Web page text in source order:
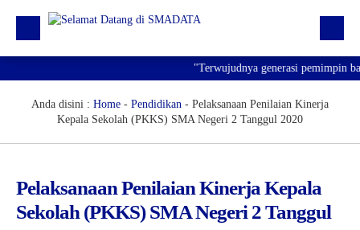
Profil
Informasi
Saluran Resmi WA
"Terwujudnya generasi pemimpin
Anda disini : Home - Pendidikan - Pelaksanaan Penilaian Kinerja
Kepala Sekolah (PKKS) SMA Negeri 2 Tanggul 2020
Pelaksanaan Penilaian Kinerja Kepala
Sekolah (PKKS) SMA Negeri 2 Tanggul